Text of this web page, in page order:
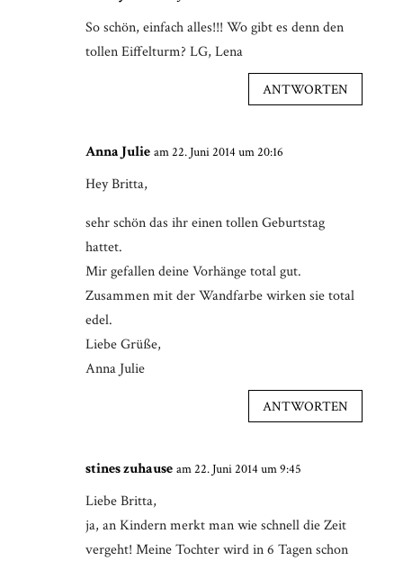
So schön, einfach alles!!! Wo gibt es denn den
tollen Eiffelturm? LG, Lena
ANTWORTEN
Anna Julie am 22. Juni 2014 um 20:16
Hey Britta,
sehr schön das ihr einen tollen Geburtstag
hattet.
Mir gefallen deine Vorhänge total gut.
Zusammen mit der Wandfarbe wirken sie total
edel.
Liebe Grüße,
Anna Julie
ANTWORTEN
stines zuhause am 22. Juni 2014 um 9:45
Liebe Britta,
ja, an Kindern merkt man wie schnell die Zeit
vergeht! Meine Tochter wird in 6 Tagen schon